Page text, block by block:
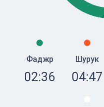
Фаджр
02:36
Шурук
04:47